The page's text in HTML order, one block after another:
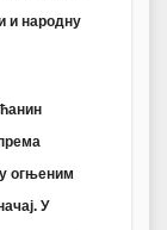
и народну
огњеним
У